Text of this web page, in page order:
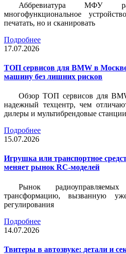
Аббревиатура МФУ
многофункциональное
печатать, но и сканировать
Подробнее
17.07.2026
ТОП сервисов для BMW в
машину без лишних рисков
Обзор ТОП сервисов для
надежный техцентр, чем
дилеры и мультибрендовые
Подробнее
15.07.2026
Игрушка или транспортное
меняет рынок RC-моделей
Рынок
трансформацию, вызванную
регулирования
Подробнее
14.07.2026
Твитеры в автозвуке: детали и